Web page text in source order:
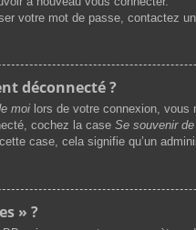
votre mot de passe, contactez
déconnecté ?
moi lors de votre connexion, vous
cochez la case Se souvenir
case, cela signifie qu’un
» ?